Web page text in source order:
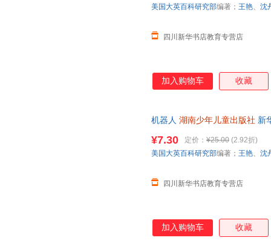
四川新华书店教育专营店
美国大英百科研究部编著； 王艳、 沈
加入购物车 收藏
机器人 湖南少年儿童出版社 新
¥7.30 定价： ¥25.00 (2.92折)
四川新华书店教育专营店
美国大英百科研究部编著； 王艳、 沈
加入购物车 收藏